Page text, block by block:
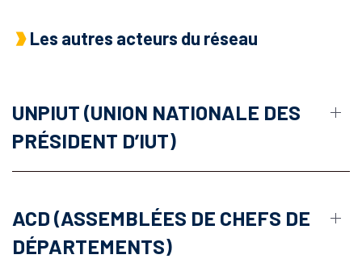
Les autres acteurs du réseau
UNPIUT (UNION NATIONALE DES
PRÉSIDENT D’IUT)
ACD (ASSEMBLÉES DE CHEFS DE
DÉPARTEMENTS)